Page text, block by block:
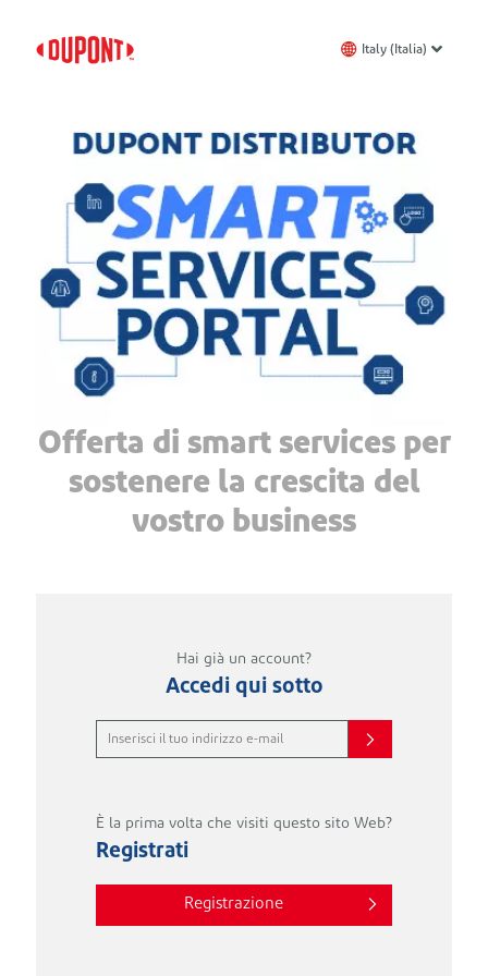
Italy (Italia)
Offerta di smart services per
sostenere la crescita del
vostro business
Hai già un account?
Accedi qui sotto
È la prima volta che visiti questo sito Web?
Registrati
Registrazione